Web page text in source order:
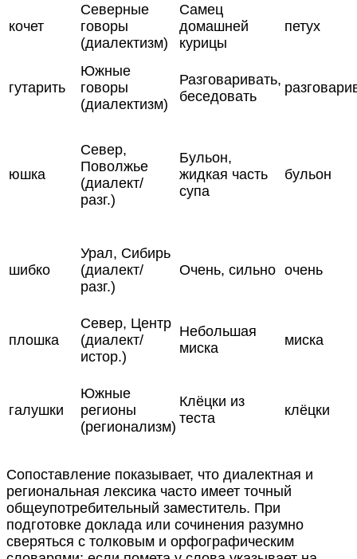
кочет
Северные
говоры
(диалектизм)
Самец
домашней
курицы
петух
гутарить
Южные
говоры
(диалектизм)
Разговаривать,
беседовать
юшка
Север,
Поволжье
(диалект/
разг.)
Бульон,
жидкая часть
супа
бульон
шибко
Урал, Сибирь
(диалект/
разг.)
Очень, сильно очень
плошка
Север, Центр
(диалект/
истор.)
Небольшая
миска
миска
галушки
Южные
регионы
(регионализм)
Клёцки из
теста
клёцки
Сопоставление показывает, что диалектная и
региональная лексика часто имеет точный
общеупотребительный заместитель. При
подготовке доклада или сочинения разумно
сверяться с толковым и орфографическим